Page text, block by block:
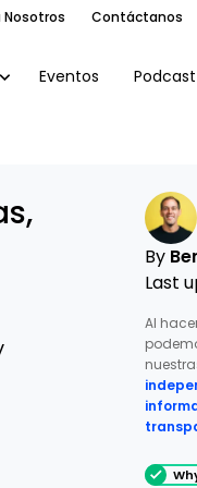
Nosotros Contáctanos
Eventos Podcast
By
Last
Al